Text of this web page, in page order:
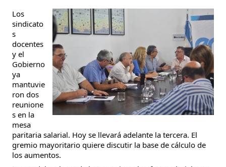
Los
sindicato
s
docentes
y el
Gobierno
ya
mantuvie
ron dos
reunione
s en la
mesa
paritaria salarial. Hoy se llevará adelante la tercera. El
gremio mayoritario quiere discutir la base de cálculo de
los aumentos.